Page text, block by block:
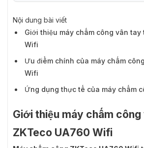
Nội dung bài viết
Giới thiệu máy chấm công vân tay
Wifi
Ưu điểm chính của máy chấm
Wifi
Ứng dụng thực tế của máy chấm
Giới thiệu máy chấm
ZKTeco UA760 Wifi